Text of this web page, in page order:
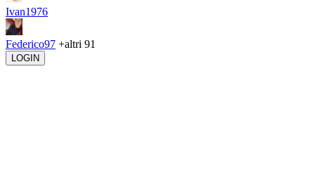
Ivan1976
Federico97 +altri 91
LOGIN